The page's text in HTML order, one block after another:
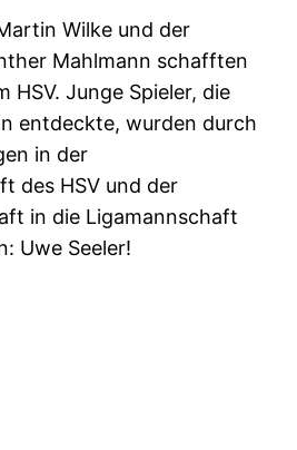
Wilke und der
Mahlmann schafften
HSV. Junge Spieler, die
entdeckte, wurden durch
in der
des HSV und der
in die Ligamannschaft
Uwe Seeler!